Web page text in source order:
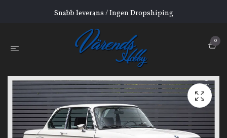
Snabb leverans / Ingen Dropshiping
0